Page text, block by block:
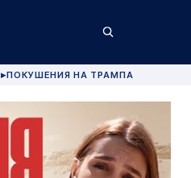
▶ПОКУШЕНИЯ НА ТРАМПА